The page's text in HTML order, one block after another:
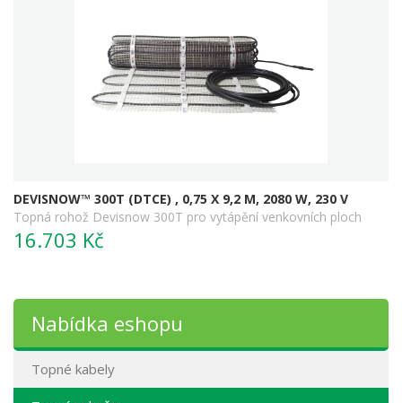
DEVISNOW™ 300T (DTCE) , 0,75 X 9,2 M, 2080 W, 230 V
Topná rohož Devisnow 300T pro vytápění venkovních ploch
16.703 Kč
Nabídka eshopu
Topné kabely